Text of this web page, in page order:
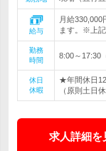
給与
月給
ます。※上
勤務
時間
8:00～17:30
休日
休暇
★年間休日
（原則土日
求人詳細を